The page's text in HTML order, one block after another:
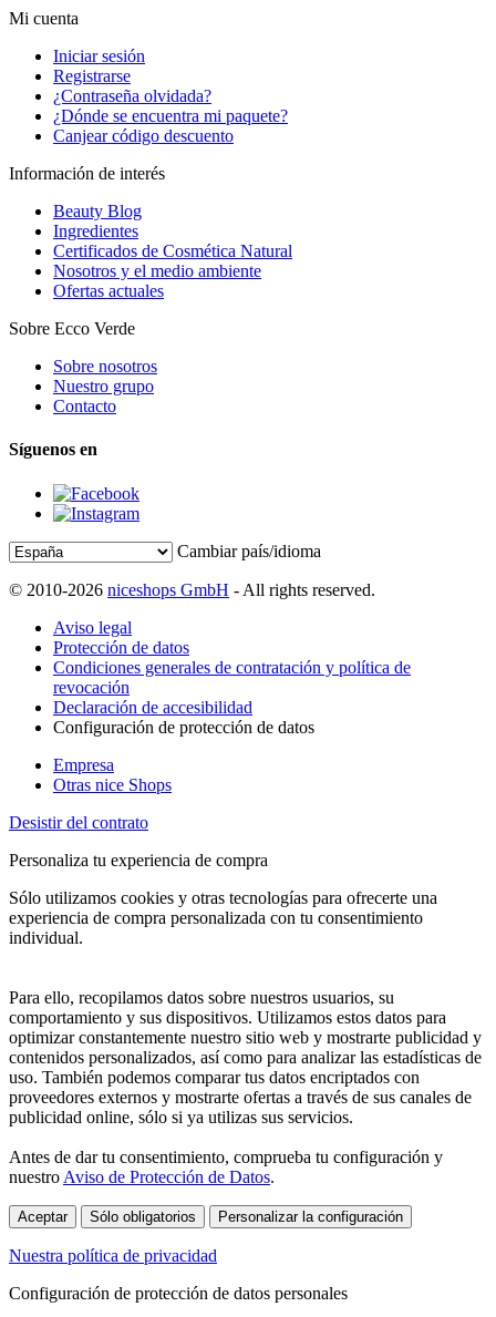
Mi cuenta
Iniciar sesión
Registrarse
¿Contraseña olvidada?
¿Dónde se encuentra mi paquete?
Canjear código descuento
Información de interés
Beauty Blog
Ingredientes
Certificados de Cosmética Natural
Nosotros y el medio ambiente
Ofertas actuales
Sobre Ecco Verde
Sobre nosotros
Nuestro grupo
Contacto
Síguenos en
Cambiar país/idioma
© 2010-2026 niceshops GmbH - All rights reserved.
Aviso legal
Protección de datos
Condiciones generales de contratación y política de
revocación
Declaración de accesibilidad
Configuración de protección de datos
Empresa
Otras nice Shops
Desistir del contrato
Personaliza tu experiencia de compra
Sólo utilizamos cookies y otras tecnologías para ofrecerte una
experiencia de compra personalizada con tu consentimiento
individual.
Para ello, recopilamos datos sobre nuestros usuarios, su
comportamiento y sus dispositivos. Utilizamos estos datos para
optimizar constantemente nuestro sitio web y mostrarte publicidad y
contenidos personalizados, así como para analizar las estadísticas de
uso. También podemos comparar tus datos encriptados con
proveedores externos y mostrarte ofertas a través de sus canales de
publicidad online, sólo si ya utilizas sus servicios.
Antes de dar tu consentimiento, comprueba tu configuración y
nuestro Aviso de Protección de Datos.
Aceptar Sólo obligatorios Personalizar la configuración
Nuestra política de privacidad
Configuración de protección de datos personales